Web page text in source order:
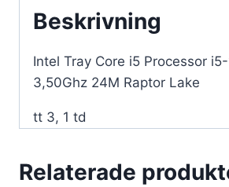
MB
Raptor
mängd
Beskrivning
Intel Tray Core i5 Processor
3,50Ghz 24M Raptor Lake
tt 3, 1 td
Relaterade